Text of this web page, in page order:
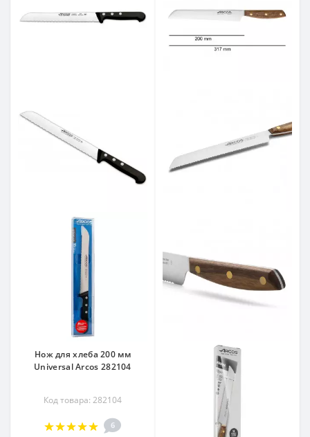
Нож для хлеба 200 мм
Universal Arcos 282104
Код товара: 282104
6